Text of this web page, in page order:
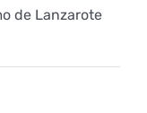
de Lanzarote